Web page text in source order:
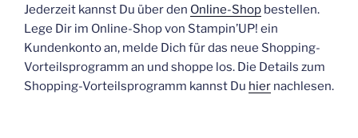
Jederzeit kannst Du über den Online-Shop bestellen.
Lege Dir im Online-Shop von Stampin’UP! ein
Kundenkonto an, melde Dich für das neue Shopping-
Vorteilsprogramm an und shoppe los. Die Details zum
Shopping-Vorteilsprogramm kannst Du hier nachlesen.